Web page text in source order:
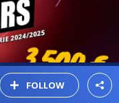
FOLLOW